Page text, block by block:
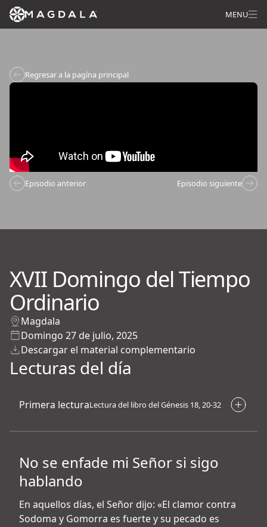
MENU
Regresar a la pagína principal
Episodio anterior Episodio siguiente
XVII Domingo del Tiempo
Ordinario
Magdala
Domingo 27 de julio, 2025
Descargar el material complementario
Lecturas del día
Primera lecturaLectura del libro del Génesis 18, 20-32
No se enfade mi Señor si sigo
hablando
En aquellos días, el Señor dijo: «El clamor contra
Sodoma y Gomorra es fuerte y su pecado es